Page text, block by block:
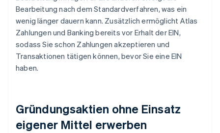
Bearbeitung nach dem Standardverfahren, was ein
wenig länger dauern kann. Zusätzlich ermöglicht Atlas
Zahlungen und Banking bereits vor Erhalt der EIN,
sodass Sie schon Zahlungen akzeptieren und
Transaktionen tätigen können, bevor Sie eine EIN
haben.
Gründungsaktien ohne Einsatz
eigener Mittel erwerben